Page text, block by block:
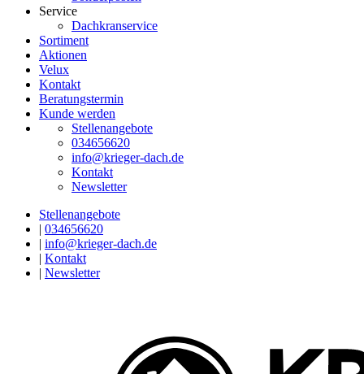
Service
Dachkranservice
Sortiment
Aktionen
Velux
Kontakt
Beratungstermin
Kunde werden
Stellenangebote
034656620
info@krieger-dach.de
Kontakt
Newsletter
Stellenangebote
| 034656620
| info@krieger-dach.de
| Kontakt
| Newsletter